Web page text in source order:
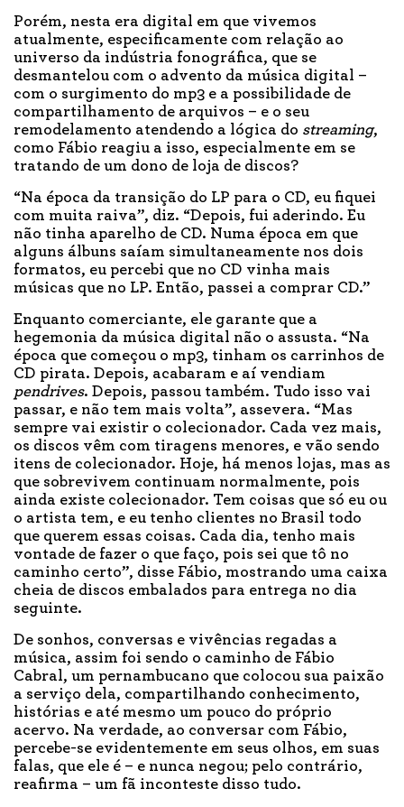
Porém, nesta era digital em que vivemos
atualmente, especificamente com relação ao
universo da indústria fonográfica, que se
desmantelou com o advento da música digital –
com o surgimento do mp3 e a possibilidade de
compartilhamento de arquivos – e o seu
remodelamento atendendo a lógica do streaming,
como Fábio reagiu a isso, especialmente em se
tratando de um dono de loja de discos?
“Na época da transição do LP para o CD, eu fiquei
com muita raiva”, diz. “Depois, fui aderindo. Eu
não tinha aparelho de CD. Numa época em que
alguns álbuns saíam simultaneamente nos dois
formatos, eu percebi que no CD vinha mais
músicas que no LP. Então, passei a comprar CD.”
Enquanto comerciante, ele garante que a
hegemonia da música digital não o assusta. “Na
época que começou o mp3, tinham os carrinhos de
CD pirata. Depois, acabaram e aí vendiam
pendrives. Depois, passou também. Tudo isso vai
passar, e não tem mais volta”, assevera. “Mas
sempre vai existir o colecionador. Cada vez mais,
os discos vêm com tiragens menores, e vão sendo
itens de colecionador. Hoje, há menos lojas, mas as
que sobrevivem continuam normalmente, pois
ainda existe colecionador. Tem coisas que só eu ou
o artista tem, e eu tenho clientes no Brasil todo
que querem essas coisas. Cada dia, tenho mais
vontade de fazer o que faço, pois sei que tô no
caminho certo”, disse Fábio, mostrando uma caixa
cheia de discos embalados para entrega no dia
seguinte.
De sonhos, conversas e vivências regadas a
música, assim foi sendo o caminho de Fábio
Cabral, um pernambucano que colocou sua paixão
a serviço dela, compartilhando conhecimento,
histórias e até mesmo um pouco do próprio
acervo. Na verdade, ao conversar com Fábio,
percebe-se evidentemente em seus olhos, em suas
falas, que ele é – e nunca negou; pelo contrário,
reafirma – um fã inconteste disso tudo.